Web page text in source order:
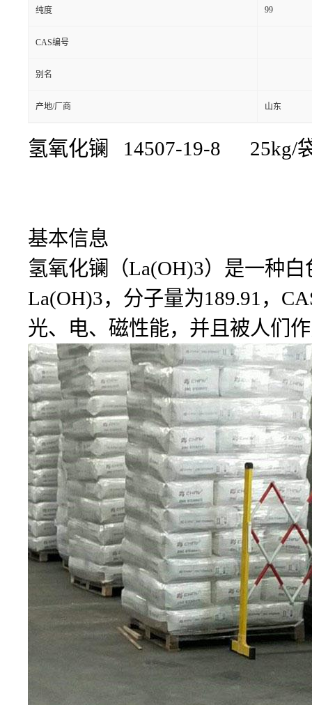
纯度 99
CAS编号
别名
产地/厂商 山东
氢氧化镧 14507-19-8 25kg/
基本信息
氢氧化镧（La(OH)3）是一种
La(OH)3，分子量为189.91，
光、电、磁性能，并且被人们